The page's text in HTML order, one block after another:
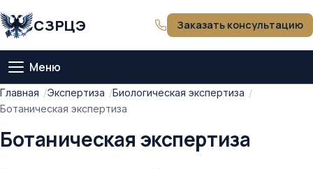
СЗРЦЭ Заказать консультацию
Меню
Главная
Главная Экспертиза
Биологическая экспертиза
Ботаническая экспертиза
Ботаническая экспертиза